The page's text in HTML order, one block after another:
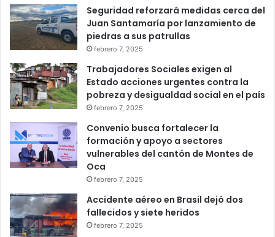
Seguridad reforzará medidas cerca del
Juan Santamaría por lanzamiento de
piedras a sus patrullas
febrero 7, 2025
Trabajadores Sociales exigen al
Estado acciones urgentes contra la
pobreza y desigualdad social en el país
febrero 7, 2025
Convenio busca fortalecer la
formación y apoyo a sectores
vulnerables del cantón de Montes de
Oca
febrero 7, 2025
Accidente aéreo en Brasil dejó dos
fallecidos y siete heridos
febrero 7, 2025